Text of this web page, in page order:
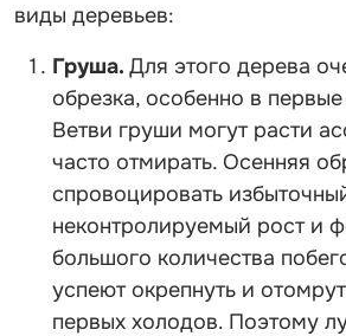
виды деревьев:
Груша. Для этого дерева
обрезка, особенно в
Ветви груши могут расти
часто отмирать. Осенняя
спровоцировать
неконтролируемый рост и
большого количества
успеют окрепнуть и
первых холодов. Поэтому